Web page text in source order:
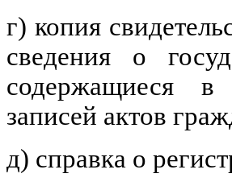
г) копия
сведения о
содержащиеся в
записей актов
д) справка о